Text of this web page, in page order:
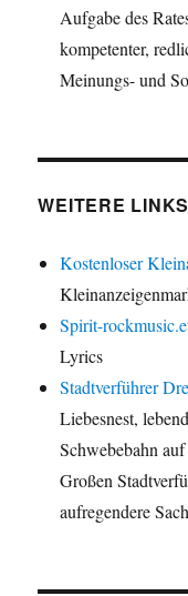
Aufgabe des
kompetenter,
Meinungs- und
WEITERE
Kostenloser
Spirit-
Lyrics
Stadtverführer
Liebesnest,
Schwebebahn
Großen
aufregendere